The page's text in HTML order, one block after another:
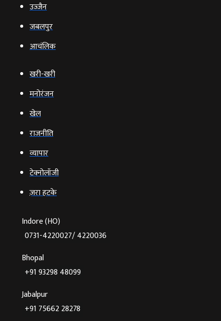
उज्‍जैन
जबलपुर
आचंलिक
खरी-खरी
मनोरंजन
खेल
राजनीति
व्‍यापार
टेक्‍नोलॉजी
ज़रा हटके
Indore (HO)
0731-4220027/ 4220036
Bhopal
+91 93298 48099
Jabalpur
+91 75662 28278